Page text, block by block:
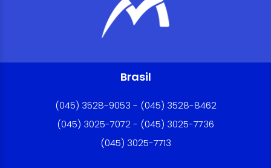
Brasil
(045) 3528-9053 - (045) 3528-8462
(045) 3025-7072 - (045) 3025-7736
(045) 3025-7713